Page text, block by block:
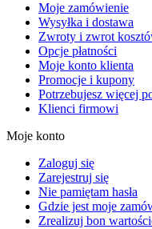
Moje zamówienie
Wysyłka i dostawa
Zwroty i zwrot
Opcje płatności
Moje konto klienta
Promocje i kupony
Potrzebujesz więcej
Klienci firmowi
Moje konto
Zaloguj się
Zarejestruj się
Nie pamiętam hasła
Gdzie jest moje
Zrealizuj bon